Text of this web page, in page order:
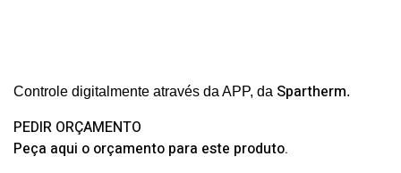
Controle digitalmente através da APP, da Spartherm.
PEDIR ORÇAMENTO
Peça aqui o orçamento para este produto.